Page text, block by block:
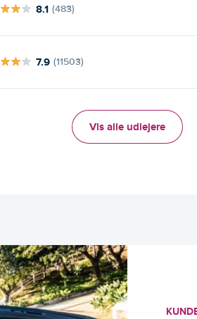
8.1 (483)
7.9 (11503)
Vis alle udlejere